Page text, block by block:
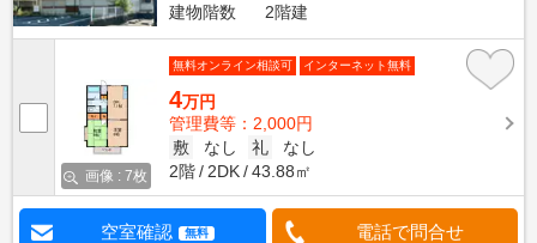
建物階数
2階建
画像 : 7枚
無料オンライン相談可 インターネット無料
4万円
管理費等：2,000円
敷
なし 礼
なし
2階
2DK 43.88㎡
空室確認 無料 電話で問合せ